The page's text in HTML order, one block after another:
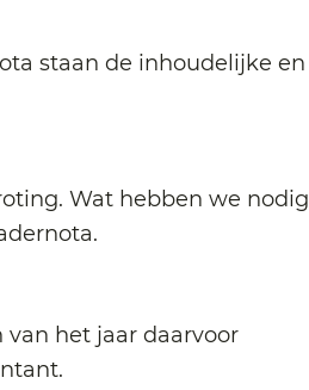
staan de inhoudelijke en
Wat hebben we nodig
het jaar daarvoor